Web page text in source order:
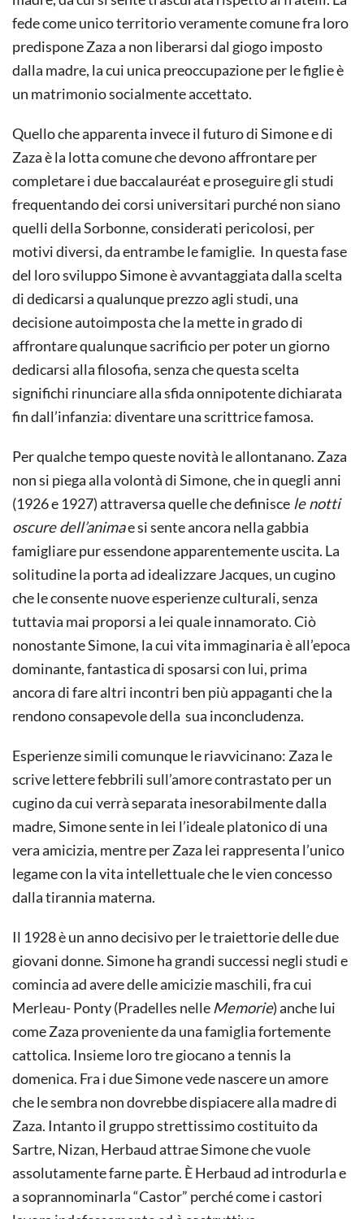
fede come unico territorio veramente comune fra loro
predispone Zaza a non liberarsi dal giogo imposto
dalla madre, la cui unica preoccupazione per le figlie è
un matrimonio socialmente accettato.
Quello che apparenta invece il futuro di Simone e di
Zaza è la lotta comune che devono affrontare per
completare i due baccalauréat e proseguire gli studi
frequentando dei corsi universitari purché non siano
quelli della Sorbonne, considerati pericolosi, per
motivi diversi, da entrambe le famiglie. In questa fase
del loro sviluppo Simone è avvantaggiata dalla scelta
di dedicarsi a qualunque prezzo agli studi, una
decisione autoimposta che la mette in grado di
affrontare qualunque sacrificio per poter un giorno
dedicarsi alla filosofia, senza che questa scelta
significhi rinunciare alla sfida onnipotente dichiarata
fin dall’infanzia: diventare una scrittrice famosa.
Per qualche tempo queste novità le allontanano. Zaza
non si piega alla volontà di Simone, che in quegli anni
(1926 e 1927) attraversa quelle che definisce le notti
oscure dell’animae si sente ancora nella gabbia
famigliare pur essendone apparentemente uscita. La
solitudine la porta ad idealizzare Jacques, un cugino
che le consente nuove esperienze culturali, senza
tuttavia mai proporsi a lei quale innamorato. Ciò
nonostante Simone, la cui vita immaginaria è all’epoca
dominante, fantastica di sposarsi con lui, prima
ancora di fare altri incontri ben più appaganti che la
rendono consapevole della sua inconcludenza.
Esperienze simili comunque le riavvicinano: Zaza le
scrive lettere febbrili sull’amore contrastato per un
cugino da cui verrà separata inesorabilmente dalla
madre, Simone sente in lei l’ideale platonico di una
vera amicizia, mentre per Zaza lei rappresenta l’unico
legame con la vita intellettuale che le vien concesso
dalla tirannia materna.
Il 1928 è un anno decisivo per le traiettorie delle due
giovani donne. Simone ha grandi successi negli studi e
comincia ad avere delle amicizie maschili, fra cui
Merleau- Ponty (Pradelles nelle Memorie) anche lui
come Zaza proveniente da una famiglia fortemente
cattolica. Insieme loro tre giocano a tennis la
domenica. Fra i due Simone vede nascere un amore
che le sembra non dovrebbe dispiacere alla madre di
Zaza. Intanto il gruppo strettissimo costituito da
Sartre, Nizan, Herbaud attrae Simone che vuole
assolutamente farne parte. È Herbaud ad introdurla e
a soprannominarla “Castor” perché come i castori